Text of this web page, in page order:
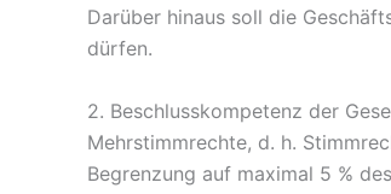
Darüber hinaus soll die
dürfen.
2. Beschlusskompetenz der
Mehrstimmrechte, d. h.
Begrenzung auf maximal 5 %